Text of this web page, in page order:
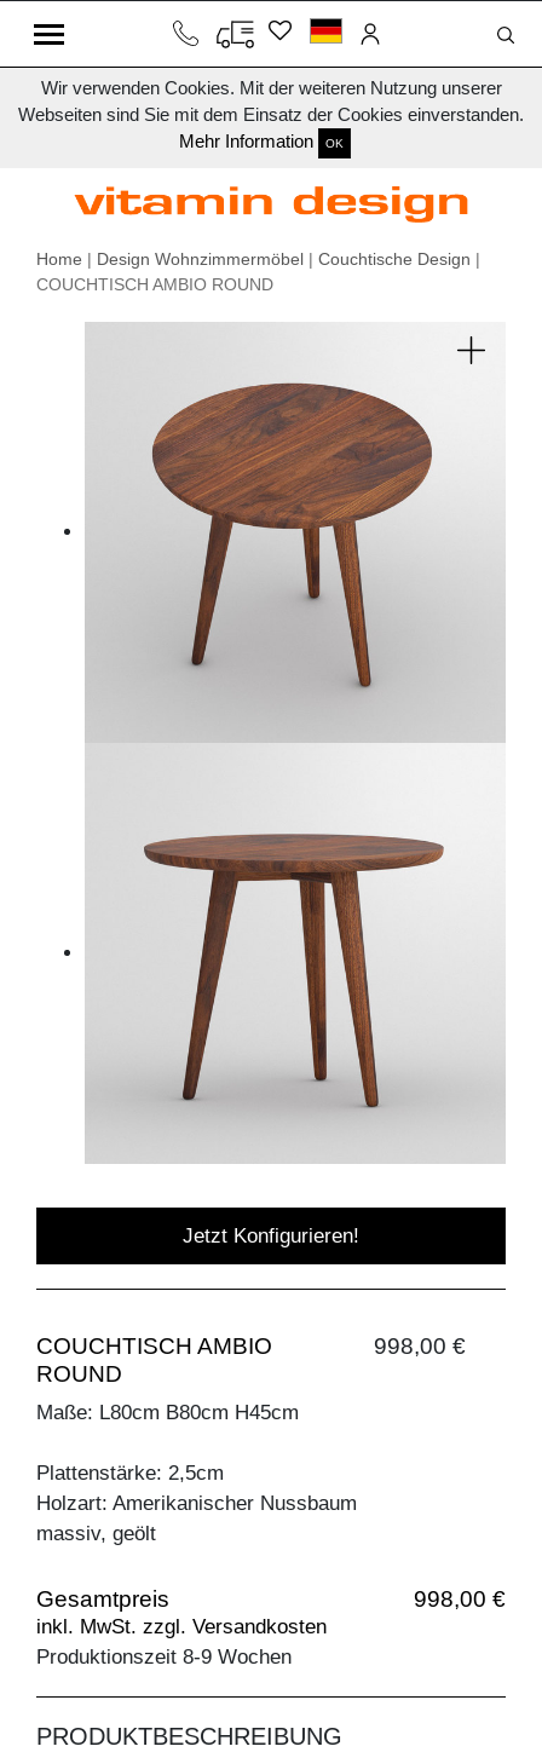
Wir verwenden Cookies. Mit der weiteren Nutzung unserer
Webseiten sind Sie mit dem Einsatz der Cookies einverstanden.
Mehr Information
OK
Home | Design Wohnzimmermöbel | Couchtische Design |
COUCHTISCH AMBIO ROUND
Jetzt Konfigurieren!
COUCHTISCH AMBIO
ROUND
998,00 €
Maße: L80cm B80cm H45cm
Plattenstärke: 2,5cm
Holzart: Amerikanischer Nussbaum
massiv, geölt
Gesamtpreis 998,00 €
inkl. MwSt. zzgl. Versandkosten
Produktionszeit 8-9 Wochen
PRODUKTBESCHREIBUNG